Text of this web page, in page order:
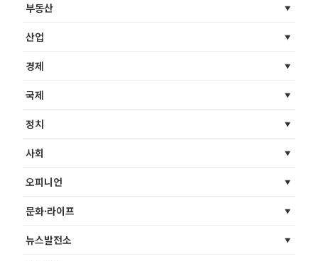
부동산
산업
경제
국제
정치
사회
오피니언
문화·라이프
뉴스발전소